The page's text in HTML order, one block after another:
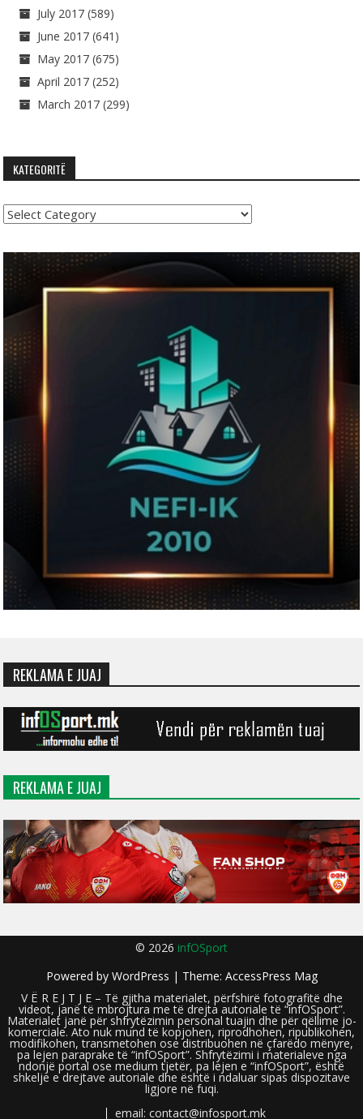
July 2017 (589)
June 2017 (641)
May 2017 (675)
April 2017 (252)
March 2017 (299)
KATEGORITË
Kategoritë
REKLAMA E JUAJ
REKLAMA E JUAJ
© 2026 infOSport
Powered by WordPress | Theme: AccessPress Mag
V Ë R E J T J E – Të gjitha materialet, përfshirë fotografitë dhe
videot, janë të mbrojtura me të drejta autoriale të “infOSport”.
Materialet janë për shfrytëzimin personal tuajin dhe për qëllime jo-
komerciale. Ato nuk mund të kopjohen, riprodhohen, ripublikohen,
modifikohen, transmetohen ose distribuohen në çfarëdo mënyre,
pa lejen paraprake të “infOSport”. Shfrytëzimi i materialeve nga
ndonjë portal ose medium tjetër, pa lejen e “infOSport”, është
shkelje e drejtave autoriale dhe është i ndaluar sipas dispozitave
ligjore në fuqi.
email: contact@infosport.mk